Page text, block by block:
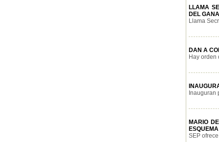
LLAMA
DEL
Llama
DAN A
Hay orden
Inauguran
MARIO
SEP